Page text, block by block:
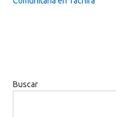
Buscar